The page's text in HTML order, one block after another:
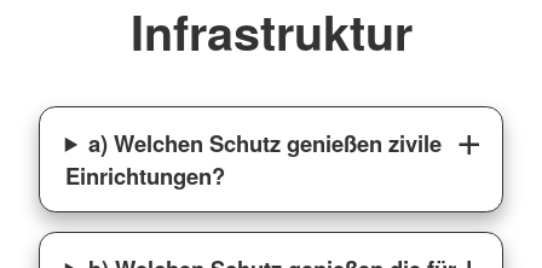
Infrastruktur
a) Welchen Schutz genießen zivile
Einrichtungen?